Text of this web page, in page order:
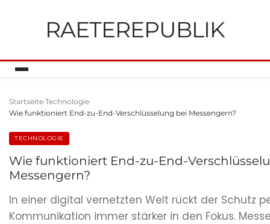
RAETEREPUBLIK
Startseite Technologie
Wie funktioniert End-zu-End-Verschlüsselung bei Messengern?
TECHNOLOGIE
Wie funktioniert End-zu-End-
Messengern?
In einer digital vernetzten Welt rückt der Schutz
Kommunikation immer stärker in den Fokus.